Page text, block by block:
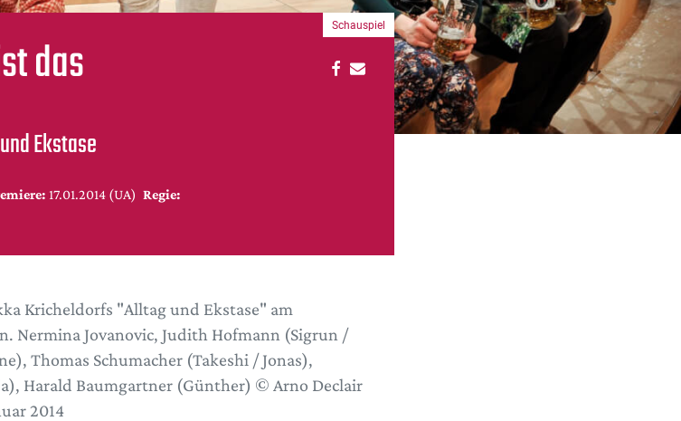
das
Ekstase
17.01.2014 (UA) Regie:
Schauspiel
Kricheldorfs "Alltag und Ekstase" am
Nermina Jovanovic, Judith Hofmann (Sigrun /
Thomas Schumacher (Takeshi / Jonas),
Harald Baumgartner (Günther) © Arno Declair
2014